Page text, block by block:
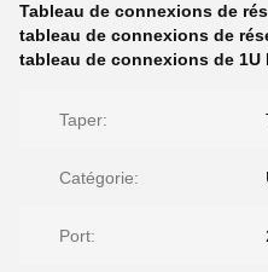
Tableau de connexions de
tableau de connexions de
tableau de connexions de 1U
Taper:
Catégorie:
Port: